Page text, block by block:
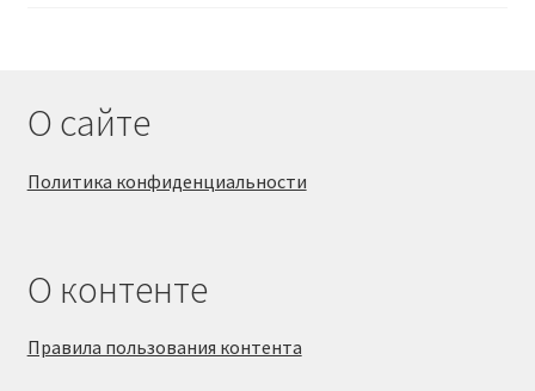
О сайте
Политика конфиденциальности
О контенте
Правила пользования контента